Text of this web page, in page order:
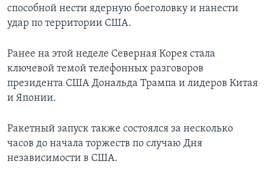
способной нести ядерную боеголовку и нанести
удар по территории США.
Ранее на этой неделе Северная Корея стала
ключевой темой телефонных разговоров
президента США Дональда Трампа и лидеров Китая
и Японии.
Ракетный запуск также состоялся за несколько
часов до начала торжеств по случаю Дня
независимости в США.